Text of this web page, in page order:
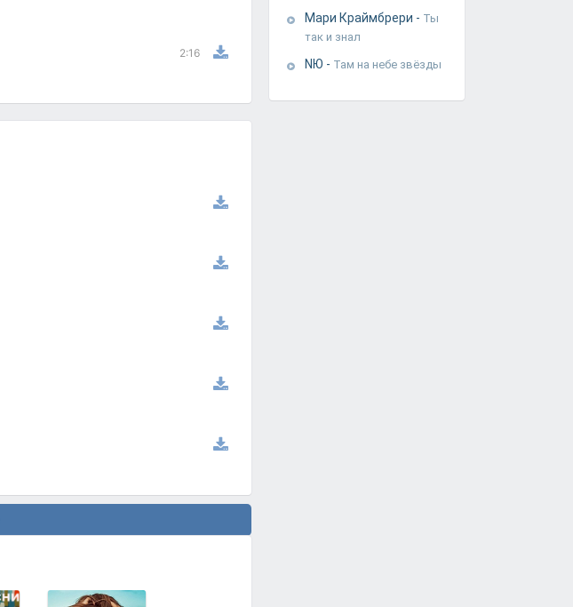
2:16
Мари Краймбрери - Ты
так и знал
NЮ - Там на небе звёзды